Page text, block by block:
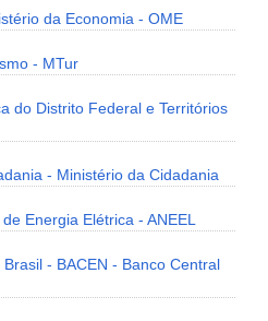
da Economia - OME
- MTur
do Distrito Federal e Territórios
- Ministério da Cidadania
Energia Elétrica - ANEEL
- BACEN - Banco Central